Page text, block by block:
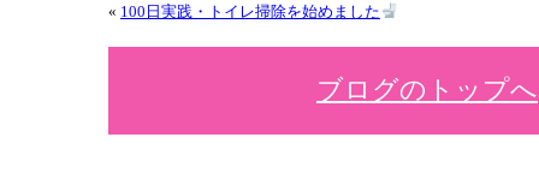
« 100日実践・トイレ掃除を始めました
ブログのトップへ